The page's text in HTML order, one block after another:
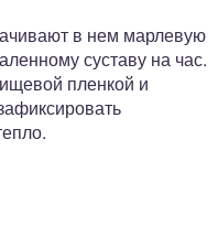
в нем марлевую
суставу на час.
пленкой и